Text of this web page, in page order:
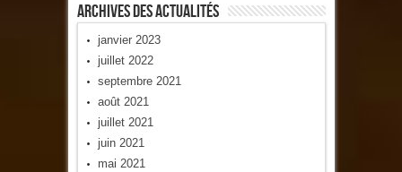
Archives Des Actualités
janvier 2023
juillet 2022
septembre 2021
août 2021
juillet 2021
juin 2021
mai 2021